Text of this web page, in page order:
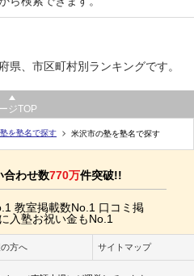
県、市区町村別ランキングです。
ジTOP
を塾名で探す 米沢市の塾を塾名で探す
合わせ数770万件突破!!
方へ サイトマップ